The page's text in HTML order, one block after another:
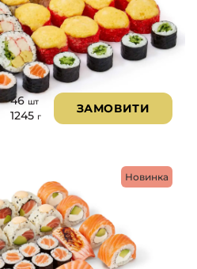
46 шт
1245 г
ЗАМОВИТИ
Новинка